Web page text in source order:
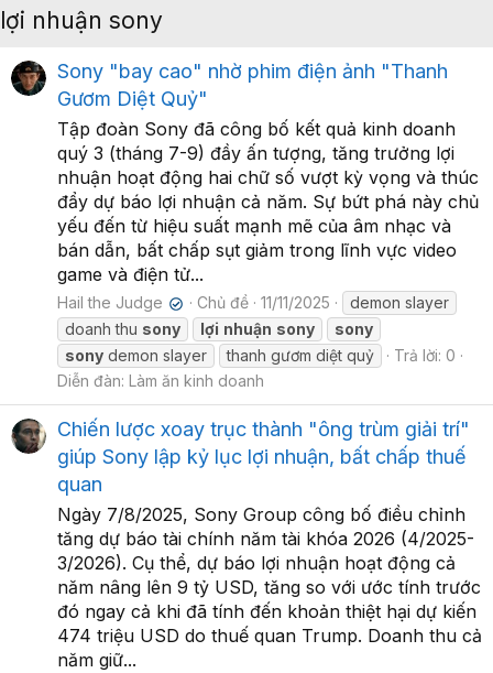
lợi nhuận sony
Sony "bay cao" nhờ phim điện ảnh "Thanh
Gươm Diệt Quỷ"
Tập đoàn Sony đã công bố kết quả kinh doanh
quý 3 (tháng 7-9) đầy ấn tượng, tăng trưởng lợi
nhuận hoạt động hai chữ số vượt kỳ vọng và thúc
đẩy dự báo lợi nhuận cả năm. Sự bứt phá này chủ
yếu đến từ hiệu suất mạnh mẽ của âm nhạc và
bán dẫn, bất chấp sụt giảm trong lĩnh vực video
game và điện tử...
Hail the Judge ✔ Chủ đề 11/11/2025
demon slayer
doanh thu sony lợi nhuận sony
sony
sony demon slayer thanh gươm diệt quỷ
Trả lời: 0
Diễn đàn: Làm ăn kinh doanh
Chiến lược xoay trục thành "ông trùm giải trí"
giúp Sony lập kỷ lục lợi nhuận, bất chấp thuế
quan
Ngày 7/8/2025, Sony Group công bố điều chỉnh
tăng dự báo tài chính năm tài khóa 2026 (4/2025-
3/2026). Cụ thể, dự báo lợi nhuận hoạt động cả
năm nâng lên 9 tỷ USD, tăng so với ước tính trước
đó ngay cả khi đã tính đến khoản thiệt hại dự kiến
474 triệu USD do thuế quan Trump. Doanh thu cả
năm giữ...